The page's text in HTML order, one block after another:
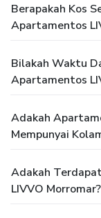
Berapakah Kos
Apartamentos
Bilakah Waktu
Apartamentos
Adakah
Mempunyai
Adakah
LIVVO Morromar?